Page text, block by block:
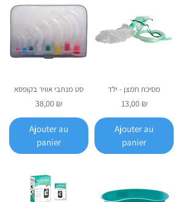
סט מנתבי אוויר בקופסא
Prix
38,00 ₪
Ajouter au
panier
מסיכת חמצן - ילד
Prix
13,00 ₪
Ajouter au
panier